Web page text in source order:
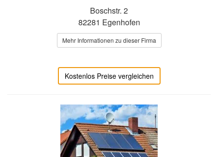
Boschstr. 2
82281 Egenhofen
Mehr Informationen zu dieser Firma
Kostenlos Preise vergleichen